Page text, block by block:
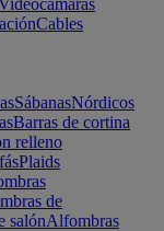
Cables
SábanasNórdicos
Barras de cortina
relleno
Plaids
de
salónAlfombras